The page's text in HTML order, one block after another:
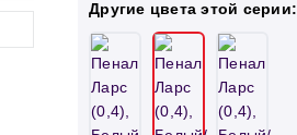
Другие цвета этой серии: